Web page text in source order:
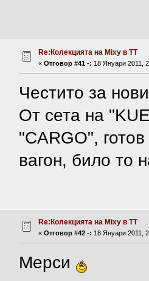
Re:Колекцията на Mixy в ТТ
«Отговор #41 -: 18 Януари 2011,
Честито за
От сета на
"CARGO",
вагон, било
Re:Колекцията на Mixy в ТТ
«Отговор #42 -: 18 Януари 2011,
Мерси